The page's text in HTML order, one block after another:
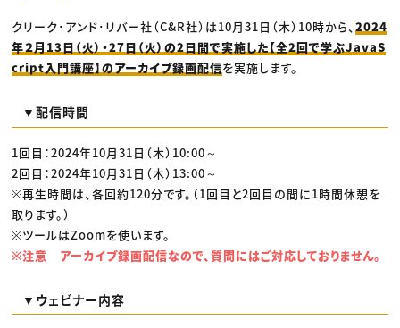
広告
出版
CREATIVE VILLAGEからのお知らせ
クリーク･アンド･リバー社（C&R社）は10月31日（木）10時から、2024
年２月13日（火）・27日（火）の2日間で実施した【全2回で学ぶJavaS
cript入門講座】のアーカイブ録画配信を実施します。
▼配信時間
1回目：2024年10月31日（木）10:00～
2回目：2024年10月31日（木）13:00～
※再生時間は、各回約120分です。（1回目と2回目の間に1時間休憩を
取ります。）
※ツールはZoomを使います。
※注意 アーカイブ録画配信なので、質問にはご対応しておりません。
▼ウェビナー内容